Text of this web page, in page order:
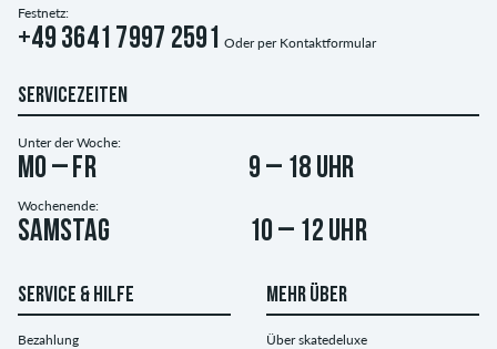
Festnetz:
+49 3641 7997 2591 Oder per Kontaktformular
SERVICEZEITEN
Unter der Woche:
Mo – Fr 9 – 18 Uhr
Wochenende:
Samstag 10 – 12 Uhr
SERVICE & HILFE
Bezahlung
MEHR ÜBER
Über skatedeluxe